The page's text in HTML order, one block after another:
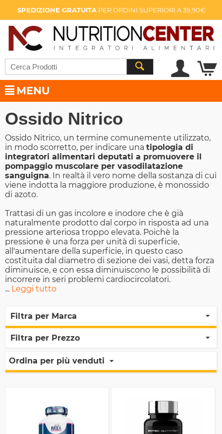
SPEDIZIONE GRATUITAPER ORDINI SUPERIORI A 39,90€
MENU
Ossido Nitrico
Ossido Nitrico, un termine comunemente utilizzato,
in modo scorretto, per indicare una tipologia di
integratori alimentari deputati a promuovere il
pompaggio muscolare per vasodilatazione
sanguigna. In realtà il vero nome della sostanza di cui
viene indotta la maggiore produzione, è monossido
di azoto.
Trattasi di un gas incolore e inodore che è già
naturalmente prodotto dal corpo in risposta ad una
pressione arteriosa troppo elevata. Poichè la
pressione è una forza per unità di superficie,
all'aumentare della superficie, in questo caso
costituita dal diametro di sezione dei vasi, detta forza
diminuisce, e con essa diminuiscono le possibilità di
incorrere in seri problemi cardiocircolatori.
... Leggi tutto
Filtra per Marca
Filtra per Prezzo
Ordina per più venduti